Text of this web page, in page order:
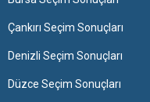
Çankırı Seçim Sonuçları
Denizli Seçim Sonuçları
Düzce Seçim Sonuçları